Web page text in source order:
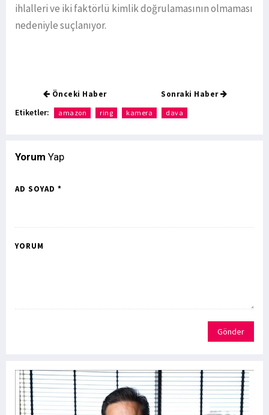
ihlalleri ve iki faktörlü kimlik doğrulamasının olmaması
nedeniyle suçlanıyor.
Önceki Haber Sonraki Haber
Etiketler: amazon ring kamera dava
Yorum Yap
AD SOYAD *
YORUM
Gönder